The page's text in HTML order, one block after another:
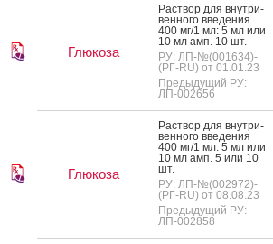
Глюкоза
Рас­твор для внут­ри­
вен­но­го вве­дения
400 мг/1 мл: 5 мл или
10 мл амп. 10 шт.
РУ: ЛП-№(001634)-
(РГ-RU) от 01.01.23
Предыдущий РУ:
ЛП-002656
Глюкоза
Рас­твор для внут­ри­
вен­но­го вве­дения
400 мг/1 мл: 5 мл или
10 мл амп. 5 или 10
шт.
РУ: ЛП-№(002972)-
(РГ-RU) от 08.08.23
Предыдущий РУ:
ЛП-002858